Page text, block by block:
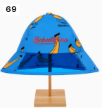
69